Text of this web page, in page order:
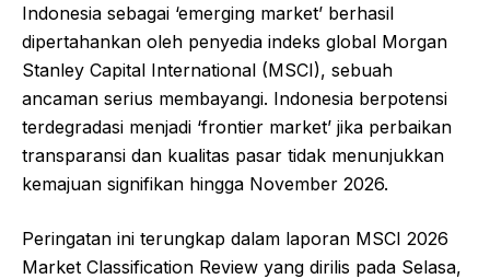
Indonesia sebagai ‘emerging market’ berhasil
dipertahankan oleh penyedia indeks global Morgan
Stanley Capital International (MSCI), sebuah
ancaman serius membayangi. Indonesia berpotensi
terdegradasi menjadi ‘frontier market’ jika perbaikan
transparansi dan kualitas pasar tidak menunjukkan
kemajuan signifikan hingga November 2026.
Peringatan ini terungkap dalam laporan MSCI 2026
Market Classification Review yang dirilis pada Selasa,